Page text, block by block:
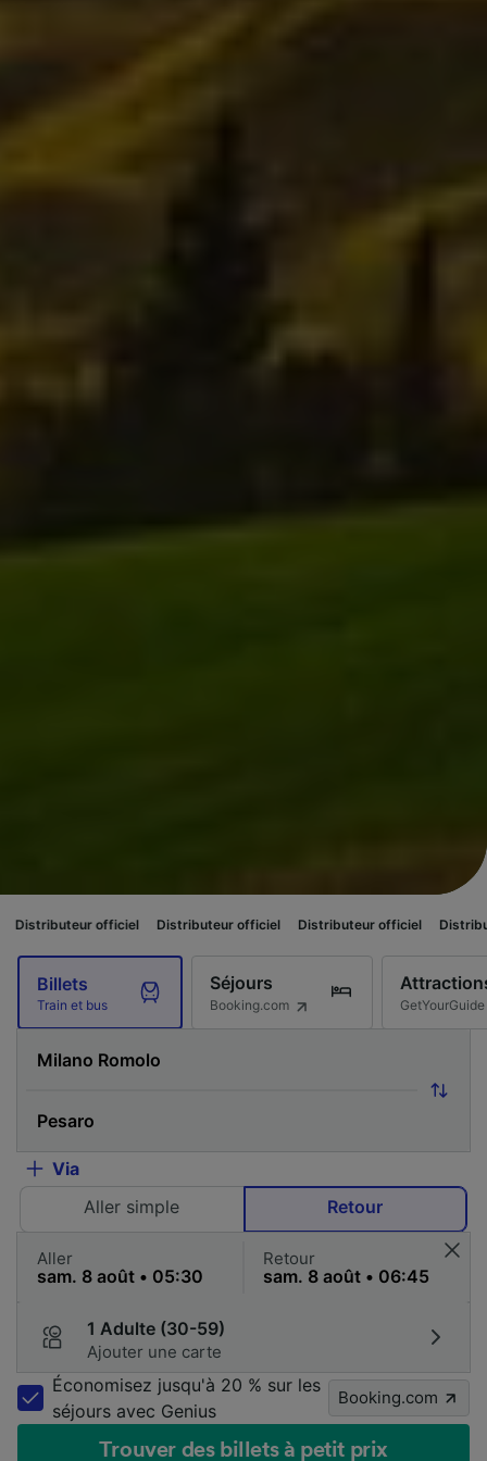
officiel Distributeur officiel Distributeur officiel Distributeur
Billets
Train et bus
Séjours
Booking.com GetYourGuide
Via
Aller simple
Retour
Aller Retour
1 Adulte (30-59)
Ajouter une carte
Économisez jusqu'à 20 % sur les
séjours avec Genius
Booking.com
Trouver des billets à petit prix